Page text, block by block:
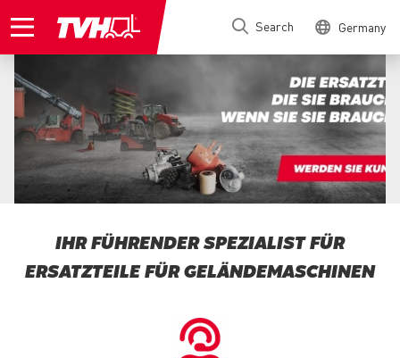
to
Search Germany
IHR FÜHRENDER SPEZIALIST FÜR
ERSATZTEILE FÜR GELÄNDEMASCHINEN